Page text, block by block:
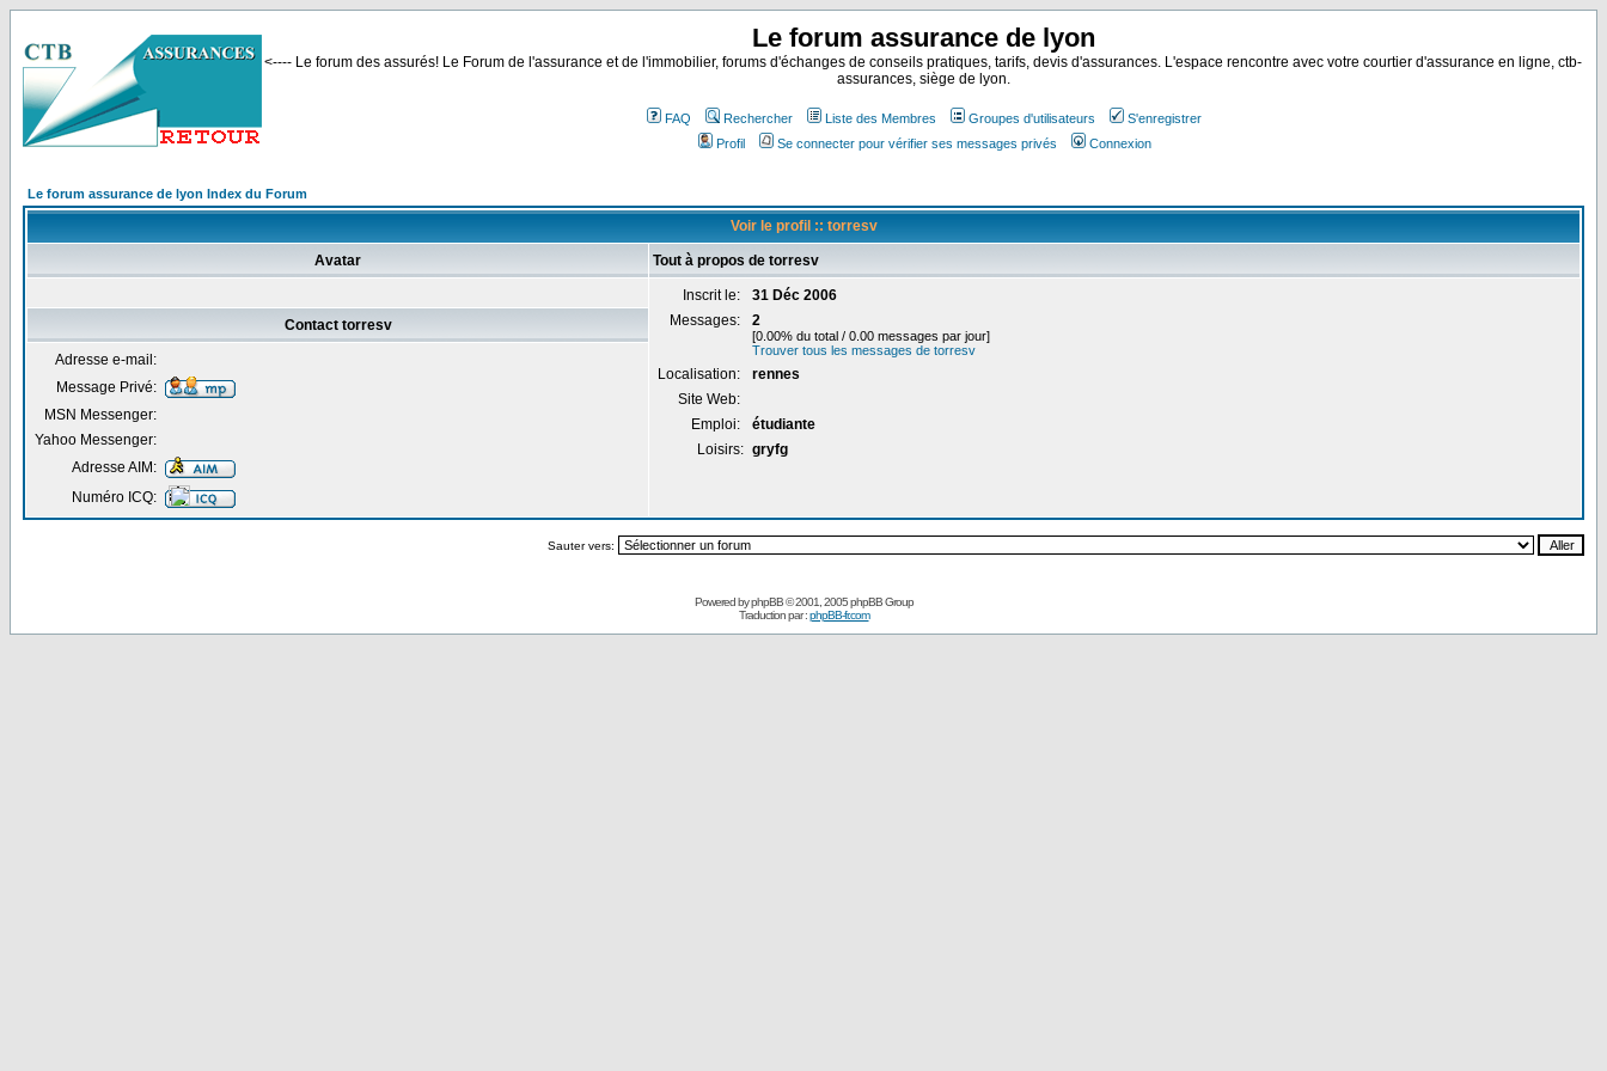
Le forum assurance de lyon
<---- Le forum des assurés! Le Forum de l'assurance et de l'immobilier, forums d'échanges de conseils pratiques, tarifs, devis d'assurances. L'espace rencontre avec votre courtier d'assurance en ligne, ctb-
assurances, siège de lyon.
FAQ Rechercher Liste des Membres Groupes d'utilisateurs
S'enregistrer
Profil
Se connecter pour vérifier ses messages privés Connexion
Le forum assurance de lyon Index du Forum
Voir le profil :: torresv
Avatar Tout à propos de torresv
Inscrit le:
31 Déc 2006
Messages:
2
[0.00% du total / 0.00 messages par jour]
Trouver tous les messages de torresv
Localisation:
rennes
Site Web:
Emploi:
étudiante
Loisirs: gryfg
Contact torresv
Adresse e-mail:
Message Privé:
MSN Messenger:
Yahoo Messenger:
Adresse AIM:
Numéro ICQ:
Sauter vers:
Powered byphpBB© 2001, 2005 phpBB Group
Traduction par :phpBB-fr.com